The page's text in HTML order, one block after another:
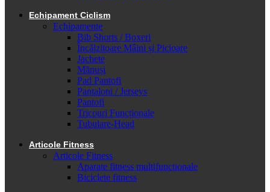
Echipament Ciclism
Echipamente
Bib Shorts / Boxeri
Încălzitoare Mâini și Picioare
Jachete
Mănuși
Pad Pantofi
Pantaloni / Jerseys
Pantofi
Tricouri Funcționale
Tubulare-Head
Articole Fitness
Articole Fitness
Aparate fitness multifunctionale
Biciclete fitness